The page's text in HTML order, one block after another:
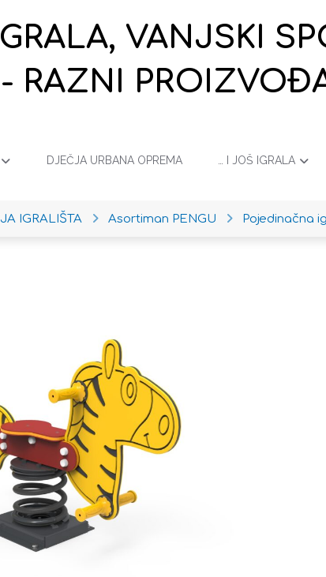
VANJSKI
RAZNI
DJEČJA URBANA OPREMA … I JOŠ IGRALA
IGRALIŠTA Asortiman PENGU Pojedinačna